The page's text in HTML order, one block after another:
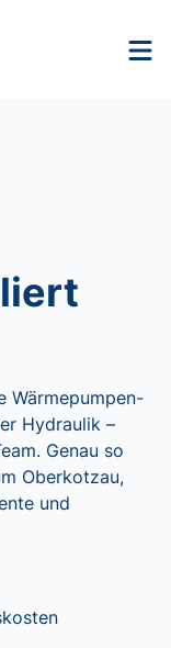
Wärmepumpen-
Hydraulik –
Genau so
Oberkotzau,
und